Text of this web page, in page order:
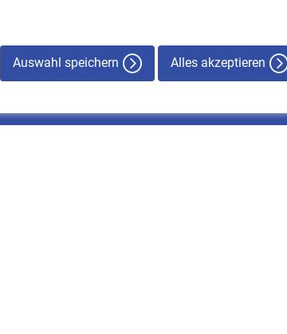
Auswahl speichern Alles akzeptieren